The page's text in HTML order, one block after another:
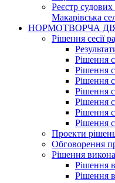
Реєстр
Макарівська
НОРМОТВОРЧА
Рішення сесії
Рішення
Рішення
Рішення
Рішення
Рішення
Рішення
Рішення
Проекти рішень
Обговорення
Рішення
Рішення
Рішення